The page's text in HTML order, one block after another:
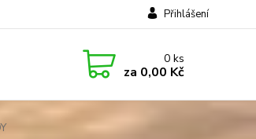
Přihlášení
0ks
za 0,00 Kč